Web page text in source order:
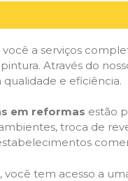
a serviços
Através do
e eficiência.
em reformas estão
troca de
você tem acesso a